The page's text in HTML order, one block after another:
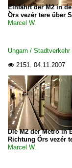
Einfahrt der M2 in
Örs vezér tere über
Marcel W.
Ungarn /
 2151. 04.11.2007
Die M2 der Metro in
Richtung Örs vezér
Marcel W.